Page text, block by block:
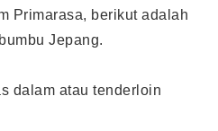
Primarasa, berikut adalah
Jepang.
dalam atau tenderloin